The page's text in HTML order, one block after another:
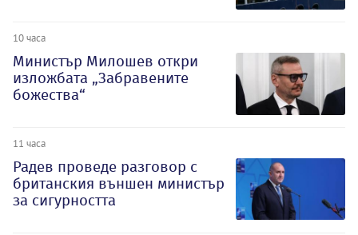
10 часа
Министър Милошев откри
изложбата „Забравените
божества“
11 часа
Радев проведе разговор с
британския външен министър
за сигурността